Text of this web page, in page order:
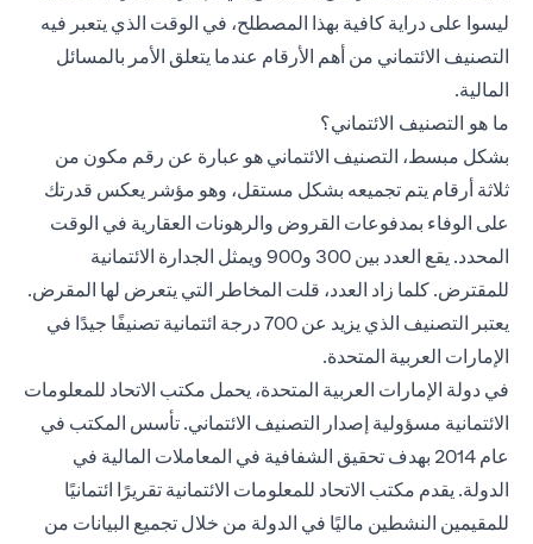
ليسوا على دراية كافية بهذا المصطلح، في الوقت الذي يتعبر فيه
التصنيف الائتماني من أهم الأرقام عندما يتعلق الأمر بالمسائل
المالية.
ما هو التصنيف الائتماني؟
بشكل مبسط، التصنيف الائتماني هو عبارة عن رقم مكون من
ثلاثة أرقام يتم تجميعه بشكل مستقل، وهو مؤشر يعكس قدرتك
على الوفاء بمدفوعات القروض والرهونات العقارية في الوقت
المحدد. يقع العدد بين 300 و900 ويمثل الجدارة الائتمانية
للمقترض. كلما زاد العدد، قلت المخاطر التي يتعرض لها المقرض.
يعتبر التصنيف الذي يزيد عن 700 درجة ائتمانية تصنيفًا جيدًا في
الإمارات العربية المتحدة.
في دولة الإمارات العربية المتحدة، يحمل مكتب الاتحاد للمعلومات
الائتمانية مسؤولية إصدار التصنيف الائتماني. تأسس المكتب في
عام 2014 بهدف تحقيق الشفافية في المعاملات المالية في
الدولة. يقدم مكتب الاتحاد للمعلومات الائتمانية تقريرًا ائتمانيًا
للمقيمين النشطين ماليًا في الدولة من خلال تجميع البيانات من